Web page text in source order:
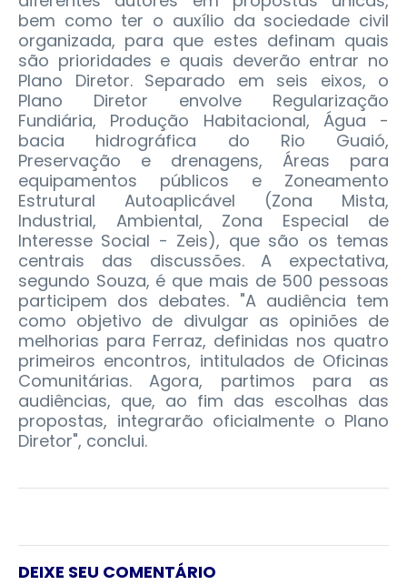
bem como ter o auxílio da sociedade civil
organizada, para que estes definam quais
são prioridades e quais deverão entrar no
Plano Diretor. Separado em seis eixos, o
Plano Diretor envolve Regularização
Fundiária, Produção Habitacional, Água -
bacia hidrográfica do Rio Guaió,
Preservação e drenagens, Áreas para
equipamentos públicos e Zoneamento
Estrutural Autoaplicável (Zona Mista,
Industrial, Ambiental, Zona Especial de
Interesse Social - Zeis), que são os temas
centrais das discussões. A expectativa,
segundo Souza, é que mais de 500 pessoas
participem dos debates. "A audiência tem
como objetivo de divulgar as opiniões de
melhorias para Ferraz, definidas nos quatro
primeiros encontros, intitulados de Oficinas
Comunitárias. Agora, partimos para as
audiências, que, ao fim das escolhas das
propostas, integrarão oficialmente o Plano
Diretor", conclui.
DEIXE SEU COMENTÁRIO